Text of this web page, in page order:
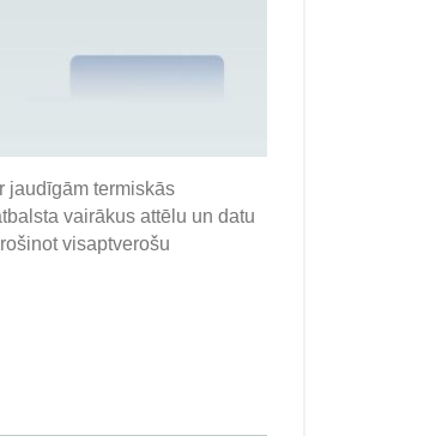
jaudīgām termiskās
vairākus attēlu un datu
visaptverošu